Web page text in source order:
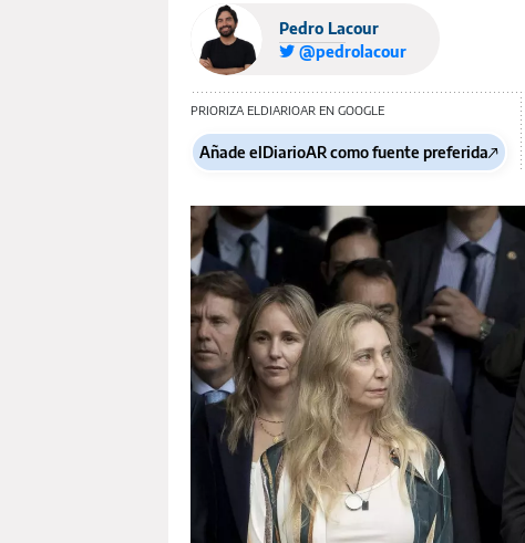
Pedro Lacour
@pedrolacour
PRIORIZA ELDIARIOAR EN GOOGLE
Añade elDiarioAR como fuente preferida